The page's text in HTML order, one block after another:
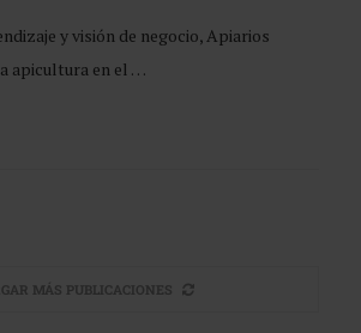
y visión de negocio, Apiarios
apicultura en el …
MÁS PUBLICACIONES